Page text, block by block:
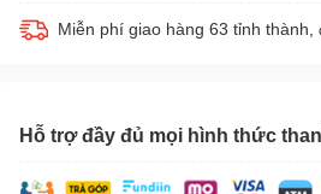
Miễn phí giao hàng 63 tỉnh thành,
Hỗ trợ đầy đủ mọi hình thức